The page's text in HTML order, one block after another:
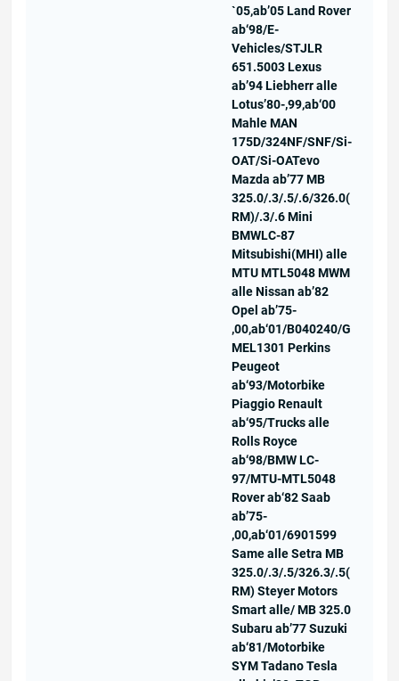
`05,ab’05 Land Rover
ab‘98/E-
Vehicles/STJLR
651.5003 Lexus
ab’94 Liebherr alle
Lotus’80-‚99,ab‘00
Mahle MAN
175D/324NF/SNF/Si-
OAT/Si-OATevo
Mazda ab’77 MB
325.0/.3/.5/.6/326.0(
RM)/.3/.6 Mini
BMWLC-87
Mitsubishi(MHI) alle
MTU MTL5048 MWM
alle Nissan ab’82
Opel ab’75-
‚00,ab‘01/B040240/G
MEL1301 Perkins
Peugeot
ab‘93/Motorbike
Piaggio Renault
ab‘95/Trucks alle
Rolls Royce
ab‘98/BMW LC-
97/MTU-MTL5048
Rover ab‘82 Saab
ab’75-
‚00,ab‘01/6901599
Same alle Setra MB
325.0/.3/.5/326.3/.5(
RM) Steyer Motors
Smart alle/ MB 325.0
Subaru ab’77 Suzuki
ab‘81/Motorbike
SYM Tadano Tesla